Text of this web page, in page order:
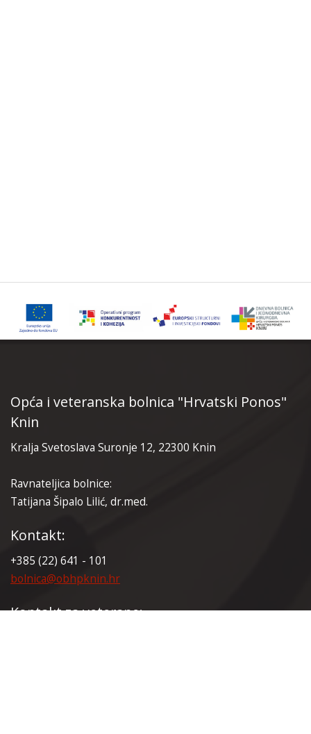
Opća i veteranska bolnica "Hrvatski Ponos"
Knin
Kralja Svetoslava Suronje 12, 22300 Knin
Ravnateljica bolnice:
Tatijana Šipalo Lilić, dr.med.
Kontakt:
+385 (22) 641 - 101
bolnica@obhpknin.hr
Kontakt za veterane: